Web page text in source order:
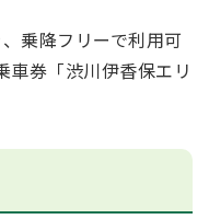
乗降フリーで利用可
車券「渋川伊香保エリ